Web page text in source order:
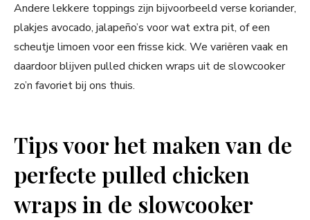
Andere lekkere toppings zijn bijvoorbeeld verse koriander,
plakjes avocado, jalapeño’s voor wat extra pit, of een
scheutje limoen voor een frisse kick. We variëren vaak en
daardoor blijven pulled chicken wraps uit de slowcooker
zo’n favoriet bij ons thuis.
Tips voor het maken van de
perfecte pulled chicken
wraps in de slowcooker